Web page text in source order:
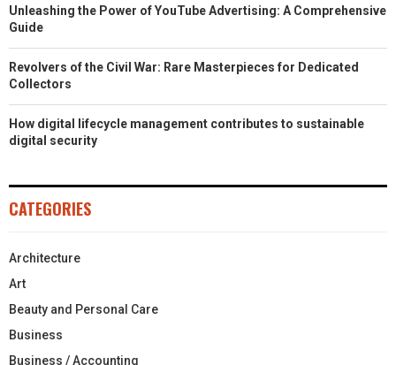
Unleashing the Power of YouTube Advertising: A Comprehensive
Guide
Revolvers of the Civil War: Rare Masterpieces for Dedicated
Collectors
How digital lifecycle management contributes to sustainable
digital security
CATEGORIES
Architecture
Art
Beauty and Personal Care
Business
Business / Accounting